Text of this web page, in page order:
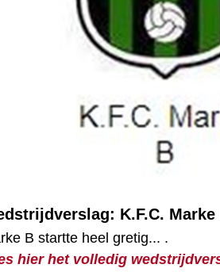
K.F.C.
B startte heel gretig... .
hier het volledig